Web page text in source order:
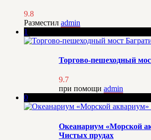
9.8
Разместил admin
1
Торгово-пешеходный
9.7
при помощи admin
0
Океанариум «Морской
Чистых прудах